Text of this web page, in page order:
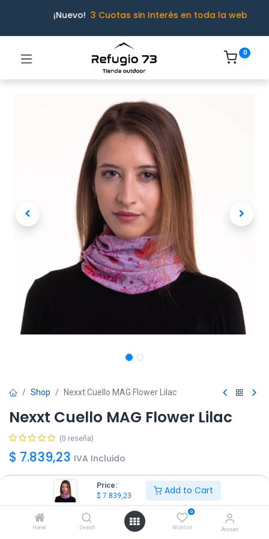
Price:
$ 7.839,23 Add to Cart
Home Search
0
Wishlist Account
¡Nuevo! 3 Cuotas sin Interés en toda la web
0
Shop Nexxt Cuello MAG Flower Lilac
Nexxt Cuello MAG Flower Lilac
(0 reseña)
$ 7.839,23 IVA Incluido
Agregar Comprar ya!